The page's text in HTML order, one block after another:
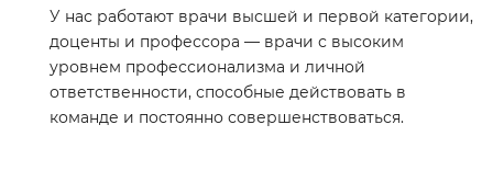
У нас работают врачи высшей и первой категории,
доценты и профессора — врачи с высоким
уровнем профессионализма и личной
ответственности, способные действовать в
команде и постоянно совершенствоваться.